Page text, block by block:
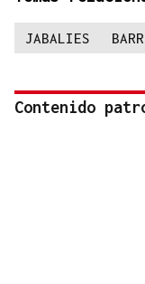
JABALIES
Contenido